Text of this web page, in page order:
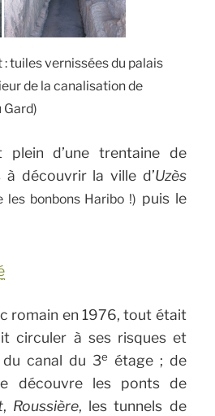
tuiles vernissées du palais
de la canalisation de
Gard)
d’une trentaine de
à découvrir la ville d’Uzès
les bonbons Haribo !) puis le
romain en 1976, tout était
circuler à ses risques et
du canal du 3e étage ; de
découvre les ponts de
, Roussière, les tunnels de